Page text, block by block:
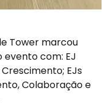
Tower marcou
evento com: EJ
EJs
Colaboração e